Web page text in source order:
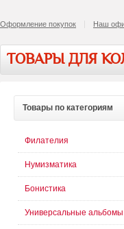
Оформление покупок Наш
ТОВАРЫ ДЛЯ
Товары по категориям
Филателия
Нумизматика
Бонистика
Универсальные альбомы